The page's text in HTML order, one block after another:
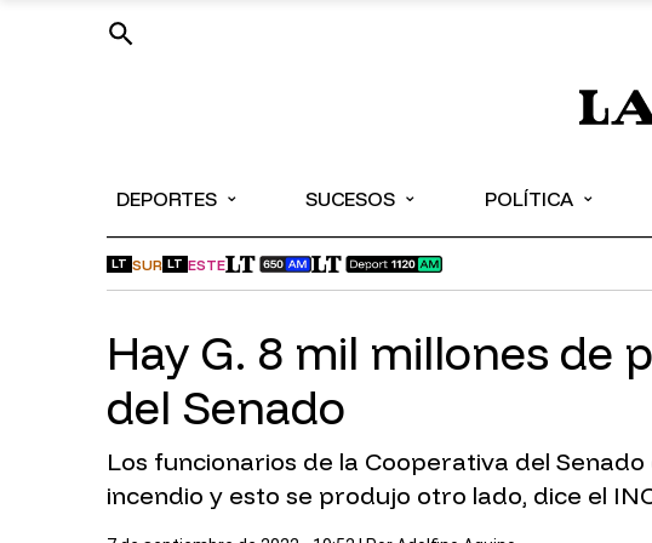
DEPORTES ⌄ SUCESOS ⌄ POLÍTICA ⌄
LT SUR LT ESTE
Hay G. 8 mil millones de
del Senado
Los funcionarios de la Cooperativa del
incendio y esto se produjo otro lado, dice el